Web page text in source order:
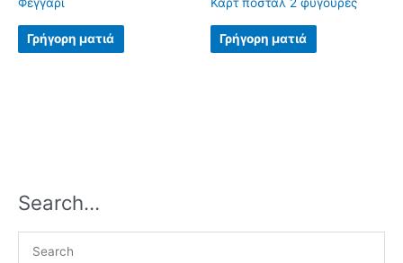
Φεγγάρι
Γρήγορη ματιά
Καρτ ποστάλ 2 φυγούρες
Γρήγορη ματιά
Search…